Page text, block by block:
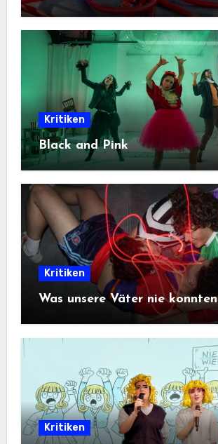
Kritiken
Black and Pink
Kritiken
Was unsere Väter nie konnten
Kritiken